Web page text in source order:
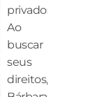
privados.
Ao
buscar
seus
direitos,